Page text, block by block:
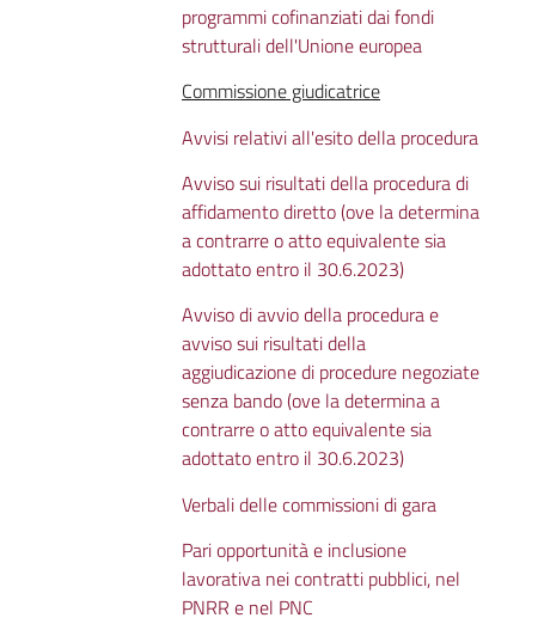
programmi cofinanziati dai fondi
strutturali dell'Unione europea
Commissione giudicatrice
Avvisi relativi all'esito della procedura
Avviso sui risultati della procedura di
affidamento diretto (ove la determina
a contrarre o atto equivalente sia
adottato entro il 30.6.2023)
Avviso di avvio della procedura e
avviso sui risultati della
aggiudicazione di procedure negoziate
senza bando (ove la determina a
contrarre o atto equivalente sia
adottato entro il 30.6.2023)
Verbali delle commissioni di gara
Pari opportunità e inclusione
lavorativa nei contratti pubblici, nel
PNRR e nel PNC